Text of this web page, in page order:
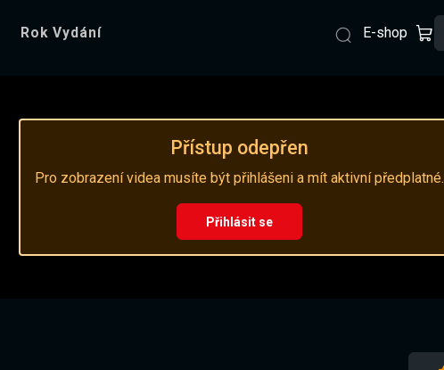
Rok Vydání E-shop
Přístup odepřen
Pro zobrazení videa musíte být přihlášeni a mít aktivní předplatné.
Přihlásit se